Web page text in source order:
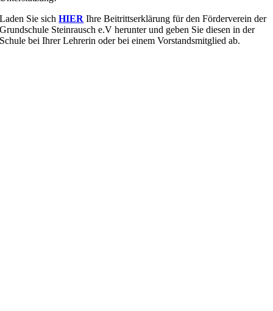
Laden Sie sichHIER Ihre Beitrittserklärung für den Förderverein der
Grundschule Steinrausch e.V herunter und geben Sie diesen in der
Schule bei Ihrer Lehrerin oder bei einem Vorstandsmitglied ab.